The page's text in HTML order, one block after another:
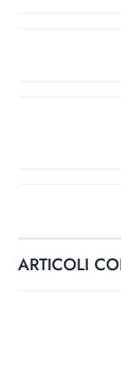
ARTICOLI